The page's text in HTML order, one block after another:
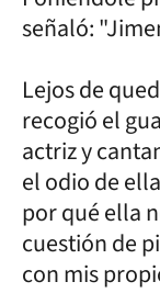
señaló:
Lejos de
recogió el
actriz y
el odio de
por qué ella
cuestión de
con mis